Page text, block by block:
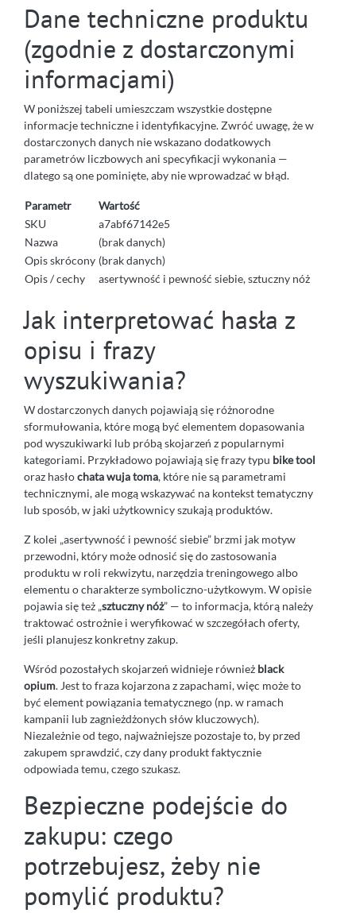
Dane techniczne produktu
(zgodnie z dostarczonymi
informacjami)
W poniższej tabeli umieszczam wszystkie dostępne
informacje techniczne i identyfikacyjne. Zwróć uwagę, że w
dostarczonych danych nie wskazano dodatkowych
parametrów liczbowych ani specyfikacji wykonania —
dlatego są one pominięte, aby nie wprowadzać w błąd.
Parametr
Wartość
SKU
a7abf67142e5
Nazwa
(brak danych)
Opis skrócony (brak danych)
Opis / cechy
asertywność i pewność siebie, sztuczny nóż
Jak interpretować hasła z
opisu i frazy
wyszukiwania?
W dostarczonych danych pojawiają się różnorodne
sformułowania, które mogą być elementem dopasowania
pod wyszukiwarki lub próbą skojarzeń z popularnymi
kategoriami. Przykładowo pojawiają się frazy typu bike tool
oraz hasłochata wuja toma, które nie są parametrami
technicznymi, ale mogą wskazywać na kontekst tematyczny
lub sposób, w jaki użytkownicy szukają produktów.
Z kolei „asertywność i pewność siebie” brzmi jak motyw
przewodni, który może odnosić się do zastosowania
produktu w roli rekwizytu, narzędzia treningowego albo
elementu o charakterze symboliczno-użytkowym. W opisie
pojawia się też „sztuczny nóż” — to informacja, którą należy
traktować ostrożnie i weryfikować w szczegółach oferty,
jeśli planujesz konkretny zakup.
Wśród pozostałych skojarzeń widnieje również black
opium. Jest to fraza kojarzona z zapachami, więc może to
być element powiązania tematycznego (np. w ramach
kampanii lub zagnieżdżonych słów kluczowych).
Niezależnie od tego, najważniejsze pozostaje to, by przed
zakupem sprawdzić, czy dany produkt faktycznie
odpowiada temu, czego szukasz.
Bezpieczne podejście do
zakupu: czego
potrzebujesz, żeby nie
pomylić produktu?